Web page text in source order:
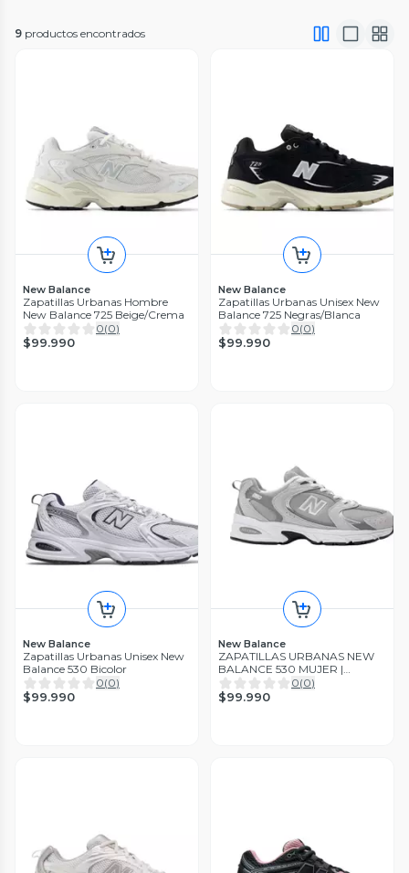
9 productos encontrados
New Balance
Zapatillas Urbanas Hombre
New Balance 725 Beige/Crema
0(0)
$99.990
New Balance
Zapatillas Urbanas Unisex New
Balance 725 Negras/Blanca
0(0)
$99.990
New Balance
Zapatillas Urbanas Unisex New
Balance 530 Bicolor
0(0)
$99.990
New Balance
ZAPATILLAS URBANAS NEW
BALANCE 530 MUJER |
MR530CK
0(0)
$99.990